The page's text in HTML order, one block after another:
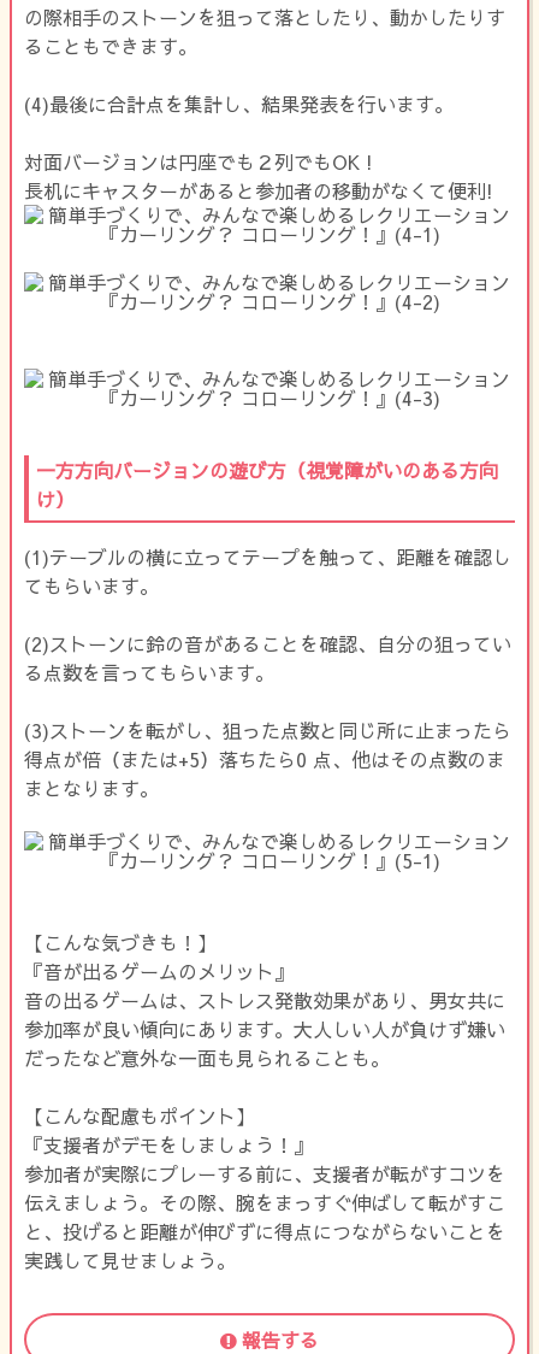
の際相手のストーンを狙って落としたり、動かしたりす
ることもできます。
(4)最後に合計点を集計し、結果発表を行います。
対面バージョンは円座でも２列でもOK !
長机にキャスターがあると参加者の移動がなくて便利!
一方方向バージョンの遊び方（視覚障がいのある方向
け）
(1)テーブルの横に立ってテープを触って、距離を確認し
てもらいます。
(2)ストーンに鈴の音があることを確認、自分の狙ってい
る点数を言ってもらいます。
(3)ストーンを転がし、狙った点数と同じ所に止まったら
得点が倍（または+5）落ちたら0 点、他はその点数のま
まとなります。
【こんな気づきも！】
『音が出るゲームのメリット』
音の出るゲームは、ストレス発散効果があり、男女共に
参加率が良い傾向にあります。大人しい人が負けず嫌い
だったなど意外な一面も見られることも。
【こんな配慮もポイント】
『支援者がデモをしましょう！』
参加者が実際にプレーする前に、支援者が転がすコツを
伝えましょう。その際、腕をまっすぐ伸ばして転がすこ
と、投げると距離が伸びずに得点につながらないことを
実践して見せましょう。
報告する